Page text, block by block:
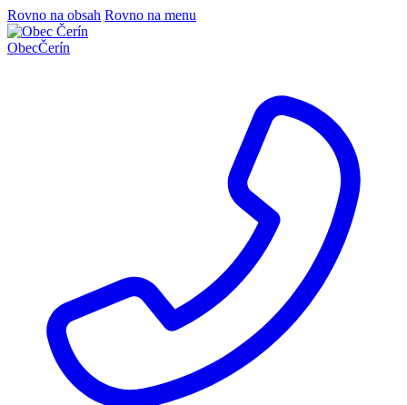
Rovno na obsah Rovno na menu
ObecČerín